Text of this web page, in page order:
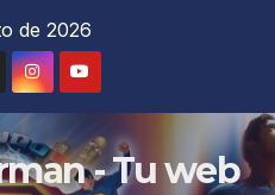
de 2026
- Tu web